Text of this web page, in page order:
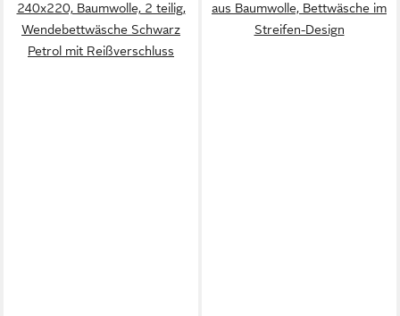
240x220, Baumwolle, 2 teilig,
Wendebettwäsche Schwarz
Petrol mit Reißverschluss
aus Baumwolle, Bettwäsche im
Streifen-Design